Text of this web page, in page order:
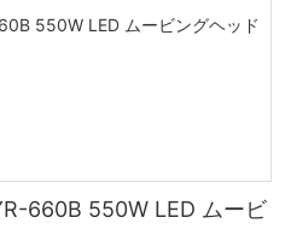
660B 550W LED ムービ